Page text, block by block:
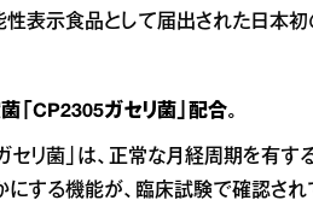
表示食品として届出された日本初
CP2305ガセリ菌」配合。
リ菌」は、正常な月経周期を有す
する機能が、臨床試験で確認され